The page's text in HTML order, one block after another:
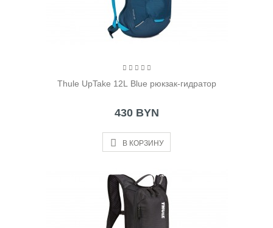
Thule UpTake 12L Blue рюкзак-гидратор
430 BYN
В КОРЗИНУ